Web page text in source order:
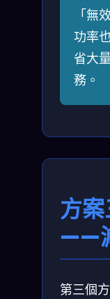
「無
功率
省大
務。
方
——
第三個